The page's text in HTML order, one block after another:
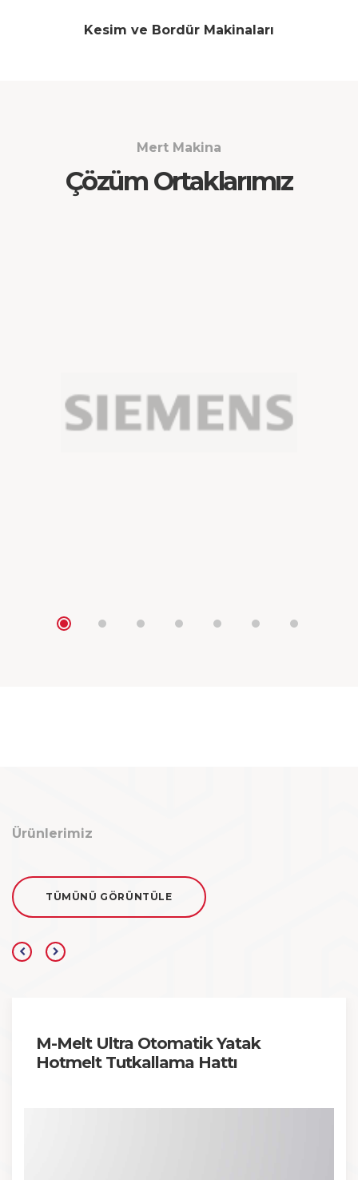
Kesim ve Bordür Makinaları
Mert Makina
Çözüm Ortaklarımız
Ürünlerimiz
TÜMÜNÜ GÖRÜNTÜLE
M-Melt Ultra Otomatik Yatak
Hotmelt Tutkallama Hattı